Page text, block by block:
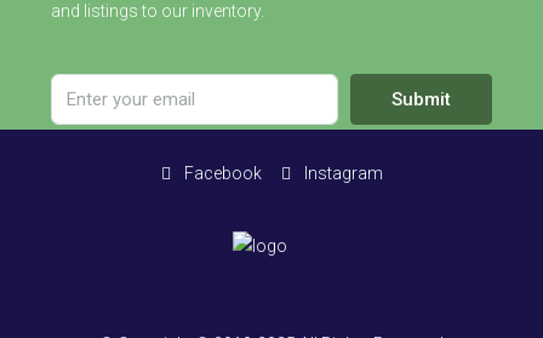
and listings to our inventory.
Submit
Facebook Instagram